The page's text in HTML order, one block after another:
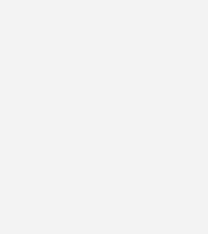
effizient abdichten
voranbringen
was dem Markt noch
ein Meilenstein zur
Fensterbranche werden!“
ist kein Spass